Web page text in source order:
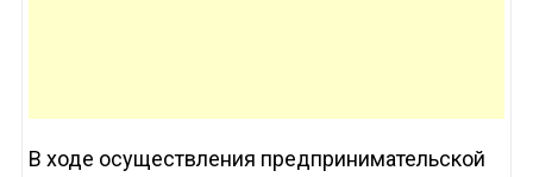
В ходе осуществления предпринимательской